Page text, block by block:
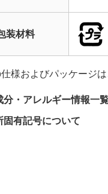
装材料
様およびパッケージ
分・アレルギー情報一
固有記号について